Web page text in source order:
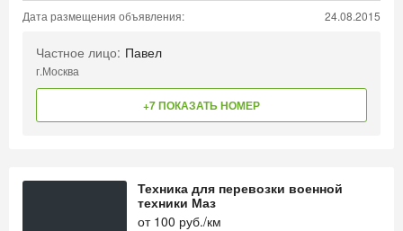
Дата размещения объявления: 24.08.2015
Частное лицо: Павел
г.Москва
+7 ПОКАЗАТЬ НОМЕР
Техника для перевозки военной
техники Маз
от 100 руб./км